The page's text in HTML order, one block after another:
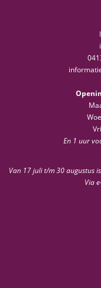
En 1 uur
Van 17 juli t/m 30 augustus
Via